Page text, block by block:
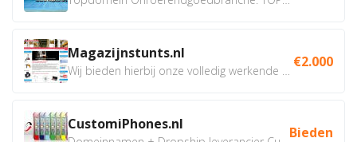
Magazijnstunts.nl €2.000
CustomiPhones.nl Bieden